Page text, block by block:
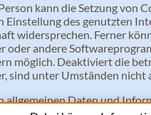
kann die Setzung von
Einstellung des genutzten
widersprechen. Ferner
oder andere
möglich. Deaktiviert die
sind unter Umständen
allgemeinen Daten und